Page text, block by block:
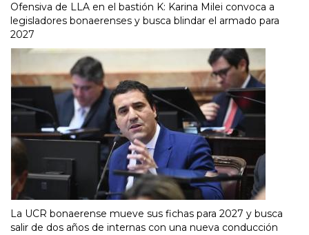
Ofensiva de LLA en el bastión K: Karina Milei convoca a
legisladores bonaerenses y busca blindar el armado para
2027
La UCR bonaerense mueve sus fichas para 2027 y busca
salir de dos años de internas con una nueva conducción